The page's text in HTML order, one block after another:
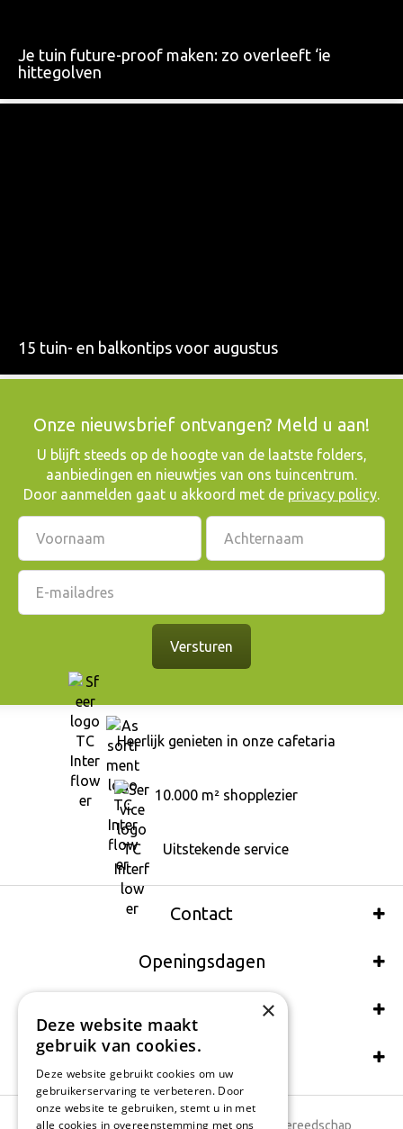
Je tuin future-proof maken: zo overleeft ‘ie
hittegolven
15 tuin- en balkontips voor augustus
Onze nieuwsbrief ontvangen? Meld u aan!
​U blijft steeds op de hoogte van de laatste folders,
aanbiedingen en nieuwtjes van ons tuincentrum.
Door aanmelden gaat u akkoord met de privacy policy.
Heerlijk genieten in onze cafetaria
10.000 m² shopplezier
Uitstekende service
Contact
Openingsdagen
Wij accepteren ook:
Schrijf een recensie
Tuincentrum Tuingereedschap
×
Deze website maakt
gebruik van cookies.
Deze website gebruikt cookies om uw
gebruikerservaring te verbeteren. Door
onze website te gebruiken, stemt u in met
alle cookies in overeenstemming met ons